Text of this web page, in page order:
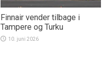
Finnair vender tilbage i
Tampere og Turku
10. juni 2026